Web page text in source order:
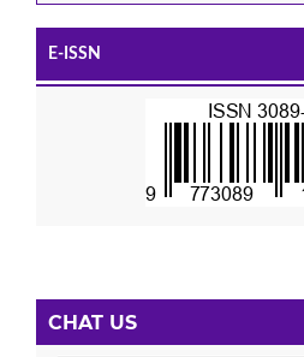
E-ISSN
CHAT US